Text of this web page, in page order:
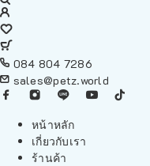
084 804 7286
sales@petz.world
หน้าหลัก
เกี่ยวกับเรา
ร้านค้า